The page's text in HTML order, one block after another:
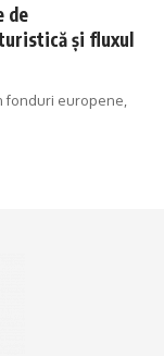
de
şi fluxul
fonduri europene,